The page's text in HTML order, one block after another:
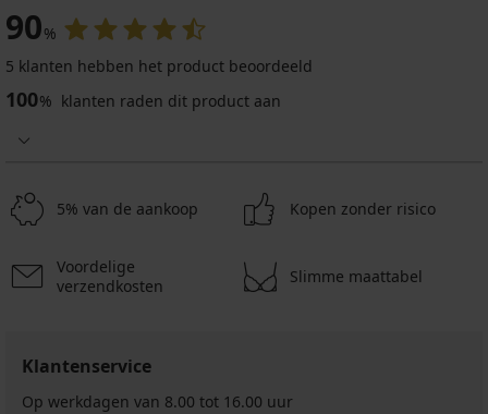
-40%
Legging
up
29,39
48,99
€
90%
5 klanten hebben het product beoordeeld
100% klanten raden dit product aan
5% van de aankoop Kopen zonder risico
Voordelige
verzendkosten
Slimme maattabel
Klantenservice
Op werkdagen van 8.00 tot 16.00 uur